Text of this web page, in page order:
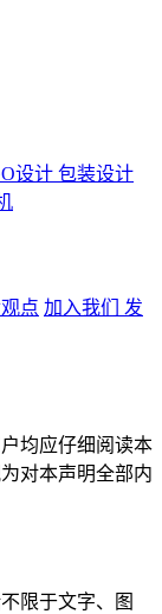
设计 包装设计
点 加入我们 发
均应仔细阅读本
对本声明全部内
限于文字、图